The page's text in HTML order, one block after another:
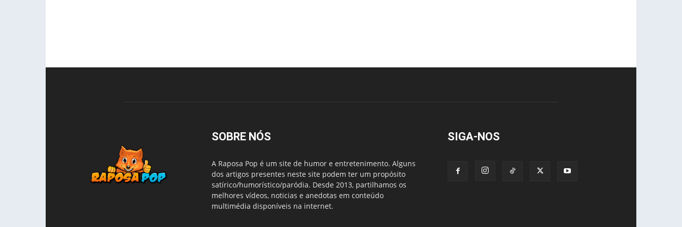
SOBRE NÓS
A Raposa Pop é um site de humor e entretenimento. Alguns
dos artigos presentes neste site podem ter um propósito
satírico/humorístico/paródia. Desde 2013, partilhamos os
melhores vídeos, noticias e anedotas em conteúdo
multimédia disponíveis na internet.
SIGA-NOS